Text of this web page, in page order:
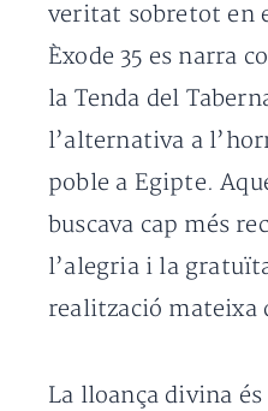
veritat sobretot en
Èxode 35 es narra
la Tenda del
l’alternativa a
poble a Egipte.
buscava cap més
l’alegria i la
realització mateixa
La lloança divina